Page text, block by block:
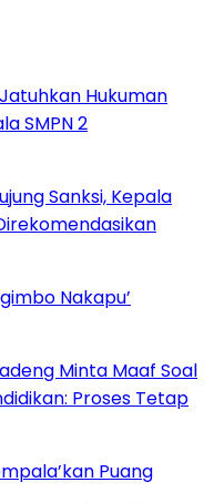
Hukuman
SMPN 2
Sanksi, Kepala
Nakapu’
Minta Maaf Soal
Proses Tetap
Puang